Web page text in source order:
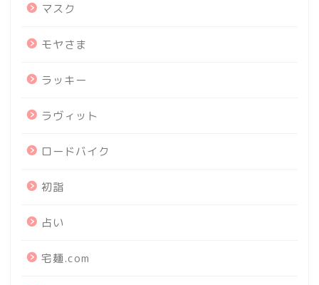
マスク
モヤさま
ラッキー
ラヴィット
ロードバイク
初詣
占い
宅麺.com